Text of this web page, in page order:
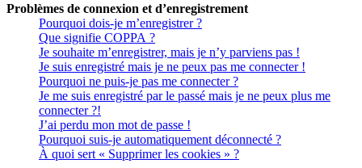
Problèmes de connexion et d’enregistrement
Pourquoi dois-je m’enregistrer ?
Que signifie COPPA ?
Je souhaite m’enregistrer, mais je n’y parviens pas !
Je suis enregistré mais je ne peux pas me connecter !
Pourquoi ne puis-je pas me connecter ?
Je me suis enregistré par le passé mais je ne peux plus me
connecter ?!
J’ai perdu mon mot de passe !
Pourquoi suis-je automatiquement déconnecté ?
À quoi sert « Supprimer les cookies » ?